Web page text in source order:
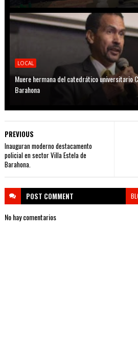
LOCAL
Muere hermana del catedrático universitario
Barahona
PREVIOUS
Inauguran moderno destacamento
policial en sector Villa Estela de
Barahona.
POST COMMENT
No hay comentarios